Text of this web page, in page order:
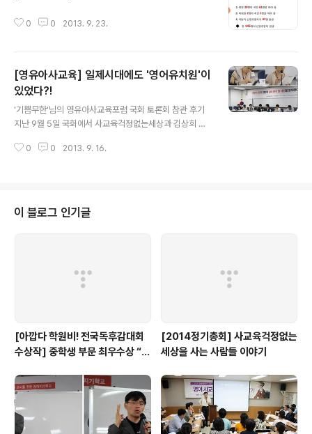
0 0 2013. 9. 23.
[영유아사교육] 일제시대에도 '영어유치원'이
있었다?!
'기쁨무한'님의 영유아사교육포럼 국회 토론회 참관 후기
지난 9월 5일 국회에서 사교육걱정없는세상과 김상희 국
아 사교육 실태 분석 및 대안을 모색한다’)가 있어 참석했
생각했던 것보다 훨씬 심각한 이야기들이 쏟아져 나왔고
마음이 무거워졌다. #1. 첫 번째, 내가 놀란 것은 영유아사
내고, 사립초등학교를 보내기 위해 영유아 대상 영..
0 0 2013. 9. 16.
이 블로그 인기글
[아깝다 학원비! 전국독후감대회
수상작] 중학생 부문 최우수상 “학
[2014정기총회] 사교육걱정없는
세상을 사는 사람들 이야기